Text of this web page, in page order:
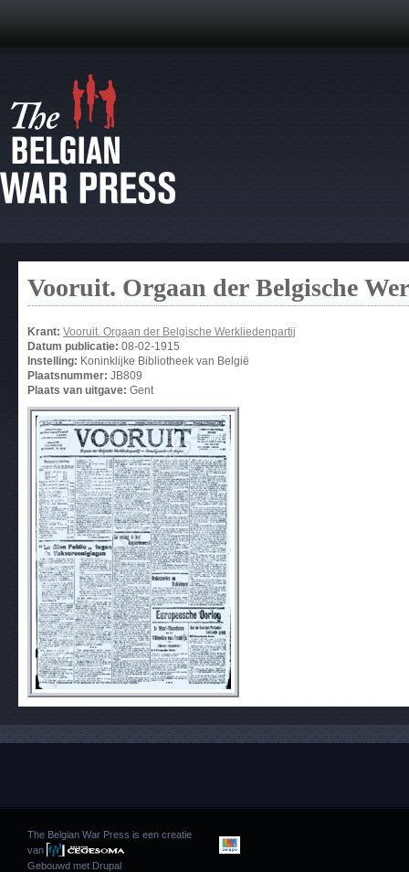
Vooruit. Orgaan der Belgische
Krant: Vooruit. Orgaan der Belgische Werkliedenpartij
Datum publicatie: 08-02-1915
Instelling: Koninklijke Bibliotheek van België
Plaatsnummer: JB809
Plaats van uitgave: Gent
The Belgian War Press is een creatie
van
Gebouwd met Drupal